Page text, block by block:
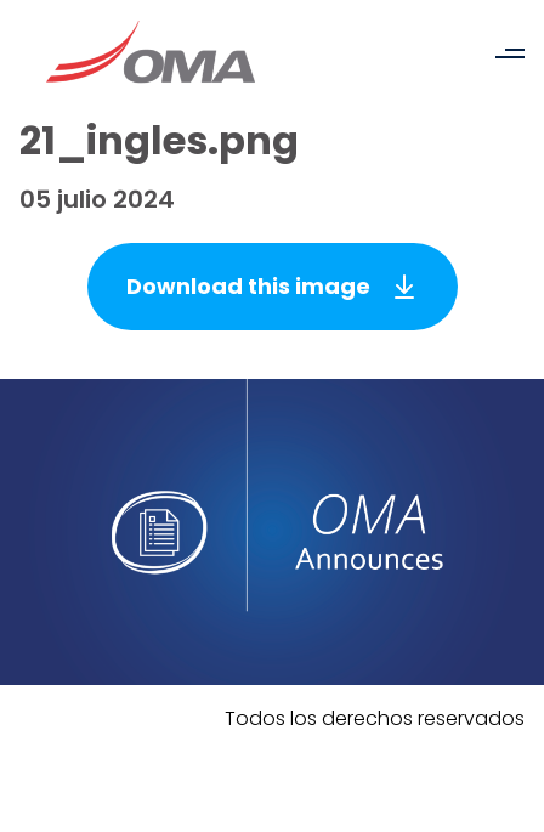
21_ingles.png
05 julio 2024
Download this image
Todos los derechos reservados